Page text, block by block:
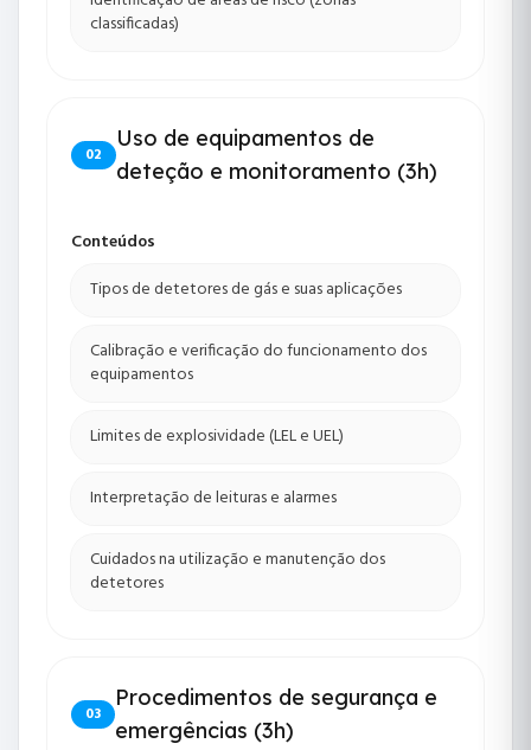
classificadas)
02
Uso de equipamentos de
deteção e monitoramento (3h)
Conteúdos
Tipos de detetores de gás e suas aplicações
Calibração e verificação do funcionamento dos
equipamentos
Limites de explosividade (LEL e UEL)
Interpretação de leituras e alarmes
Cuidados na utilização e manutenção dos
detetores
03
Procedimentos de segurança e
emergências (3h)